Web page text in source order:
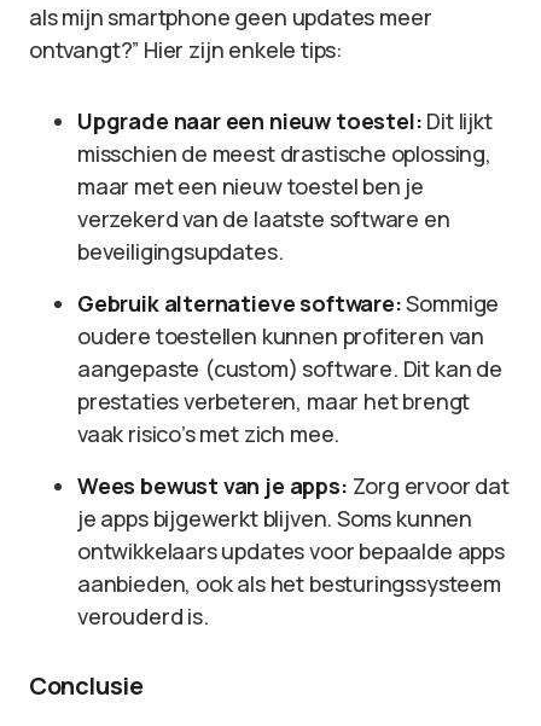
als mijn smartphone geen updates meer
ontvangt?” Hier zijn enkele tips:
Upgrade naar een nieuw toestel: Dit lijkt
misschien de meest drastische oplossing,
maar met een nieuw toestel ben je
verzekerd van de laatste software en
beveiligingsupdates.
Gebruik alternatieve software:Sommige
oudere toestellen kunnen profiteren van
aangepaste (custom) software. Dit kan de
prestaties verbeteren, maar het brengt
vaak risico’s met zich mee.
Wees bewust van je apps: Zorg ervoor dat
je apps bijgewerkt blijven. Soms kunnen
ontwikkelaars updates voor bepaalde apps
aanbieden, ook als het besturingssysteem
verouderd is.
Conclusie